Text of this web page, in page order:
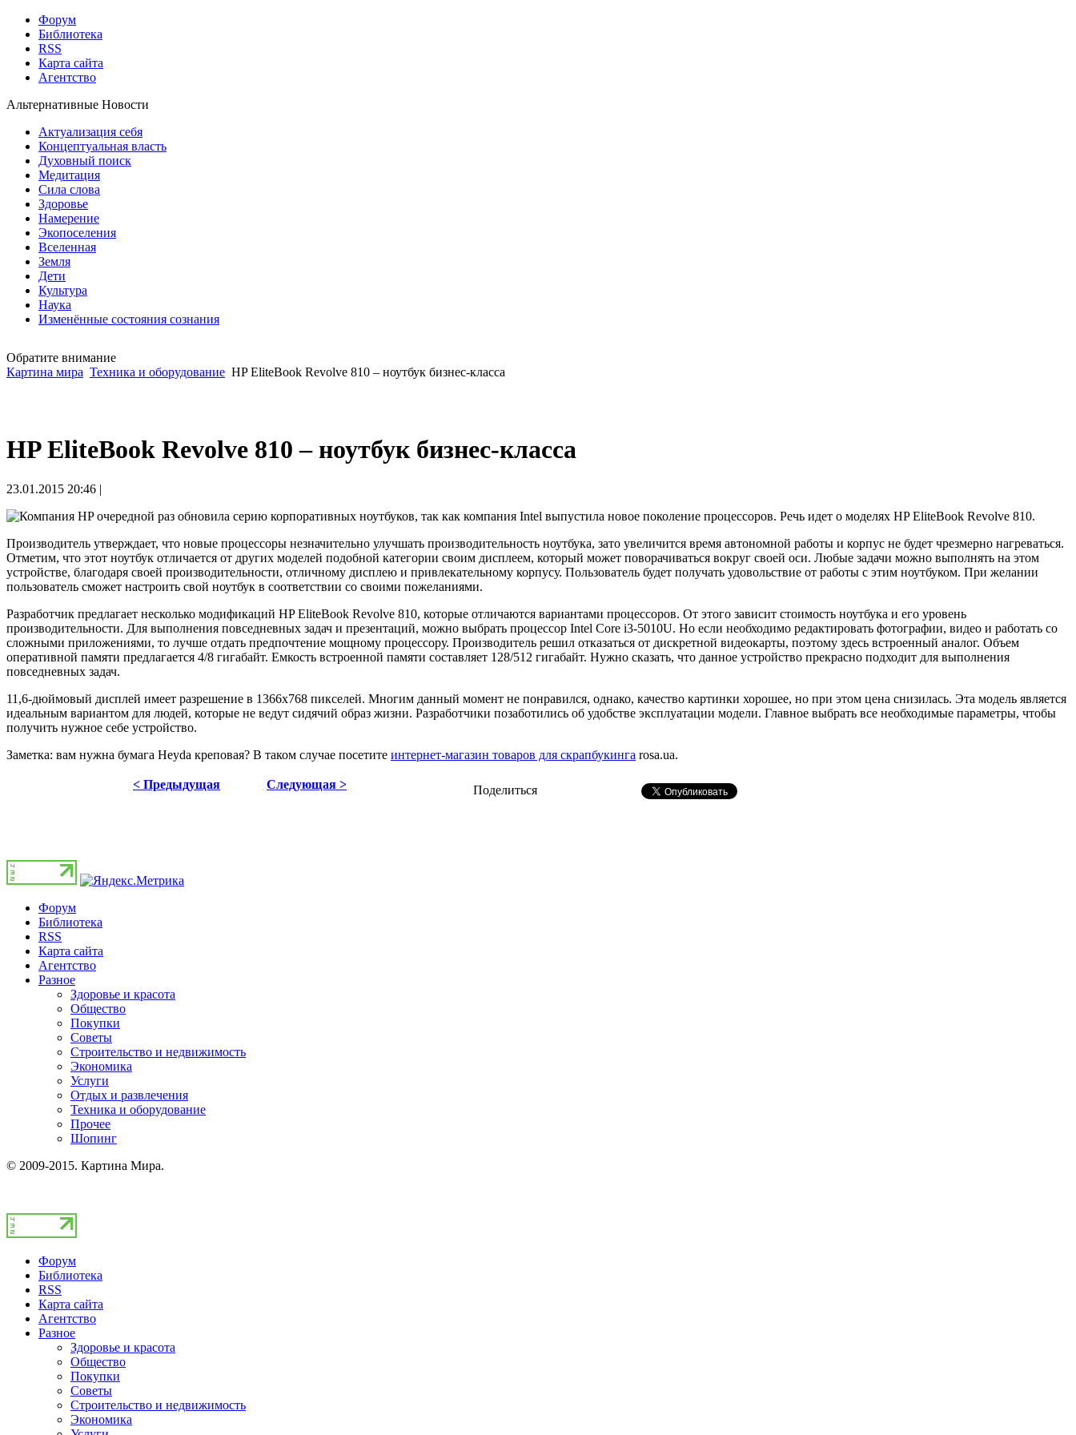
Форум
Библиотека
RSS
Карта сайта
Агентство
Альтернативные Новости
Актуализация себя
Концептуальная власть
Духовный поиск
Медитация
Сила слова
Здоровье
Намерение
Экопоселения
Вселенная
Земля
Дети
Культура
Наука
Изменённые состояния сознания
Обратите внимание
Картина мира Техника и оборудование HP EliteBook Revolve 810 – ноутбук бизнес-класса
HP EliteBook Revolve 810 – ноутбук бизнес-класса
23.01.2015 20:46 |
Компания HP очередной раз обновила серию корпоративных ноутбуков, так как компания Intel выпустила новое поколение процессоров. Речь идет о моделях HP EliteBook Revolve 810.
Производитель утверждает, что новые процессоры незначительно улучшать производительность ноутбука, зато увеличится время автономной работы и корпус не будет чрезмерно нагреваться.
Отметим, что этот ноутбук отличается от других моделей подобной категории своим дисплеем, который может поворачиваться вокруг своей оси. Любые задачи можно выполнять на этом
устройстве, благодаря своей производительности, отличному дисплею и привлекательному корпусу. Пользователь будет получать удовольствие от работы с этим ноутбуком. При желании
пользователь сможет настроить свой ноутбук в соответствии со своими пожеланиями.
Разработчик предлагает несколько модификаций HP EliteBook Revolve 810, которые отличаются вариантами процессоров. От этого зависит стоимость ноутбука и его уровень
производительности. Для выполнения повседневных задач и презентаций, можно выбрать процессор Intel Core i3-5010U. Но если необходимо редактировать фотографии, видео и работать со
сложными приложениями, то лучше отдать предпочтение мощному процессору. Производитель решил отказаться от дискретной видеокарты, поэтому здесь встроенный аналог. Объем
оперативной памяти предлагается 4/8 гигабайт. Емкость встроенной памяти составляет 128/512 гигабайт. Нужно сказать, что данное устройство прекрасно подходит для выполнения
повседневных задач.
11,6-дюймовый дисплей имеет разрешение в 1366х768 пикселей. Многим данный момент не понравился, однако, качество картинки хорошее, но при этом цена снизилась. Эта модель является
идеальным вариантом для людей, которые не ведут сидячий образ жизни. Разработчики позаботились об удобстве эксплуатации модели. Главное выбрать все необходимые параметры, чтобы
получить нужное себе устройство.
Заметка: вам нужна бумага Heyda креповая? В таком случае посетите интернет-магазин товаров для скрапбукинга rosa.ua.
Поделиться
< Предыдущая Следующая >
Форум
Библиотека
RSS
Карта сайта
Агентство
Разное
Здоровье и красота
Общество
Покупки
Советы
Строительство и недвижимость
Экономика
Услуги
Отдых и развлечения
Техника и оборудование
Прочее
Шопинг
© 2009-2015. Картина Мира.
Форум
Библиотека
RSS
Карта сайта
Агентство
Разное
Здоровье и красота
Общество
Покупки
Советы
Строительство и недвижимость
Экономика